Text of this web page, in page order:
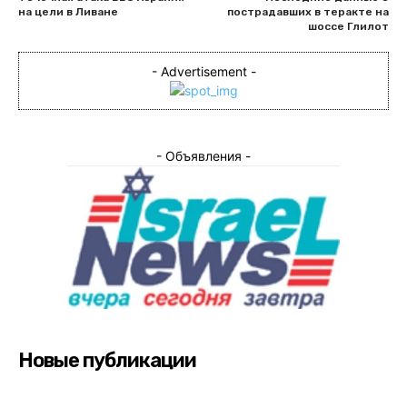
на цели в Ливане
пострадавших в теракте на
шоссе Глилот
- Advertisement -
- Объявления -
Новые публикации